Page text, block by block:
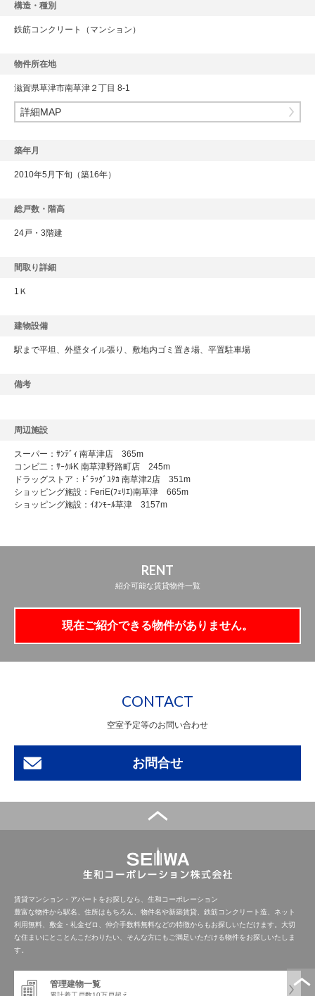
構造・種別
鉄筋コンクリート （マンション）
物件所在地
滋賀県草津市南草津２丁目 8-1
詳細MAP
築年月
2010年5月下旬（築16年）
総戸数・階高
24戸・3階建
間取り詳細
1Ｋ
建物設備
駅まで平坦、外壁タイル張り、敷地内ゴミ置き場、平置駐車場
備考
周辺施設
スーパー：ｻﾝﾃﾞｨ 南草津店 365m
コンビ二：ｻｰｸﾙK 南草津野路町店 245m
ドラッグストア：ﾄﾞﾗｯｸﾞﾕﾀｶ 南草津2店 351m
ショッピング施設：FeriE(ﾌｪﾘｴ)南草津 665m
ショッピング施設：ｲｵﾝﾓｰﾙ草津 3157m
RENT
紹介可能な賃貸物件一覧
現在ご紹介できる物件がありません。
CONTACT
空室予定等のお問い合わせ
お問合せ
賃貸マンション・アパートをお探しなら、生和コーポレーション
豊富な物件から駅名、住所はもちろん、物件名や新築賃貸、鉄筋コンクリート造、ネット
利用無料、敷金・礼金ゼロ、仲介手数料無料などの特徴からもお探しいただけます。大切
な住まいにとことんこだわりたい、そんな方にもご満足いただける物件をお探しいたしま
す。
管理建物一覧